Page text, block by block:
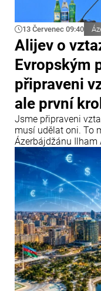
13 Červenec 09:40
Alijev o
Evropským
připraveni
ale první
Jsme připraveni
musí udělat oni. To
Ázerbájdžánu Ilham
týkající se vztahů
shromážděním Rady
parlamentem
globálního